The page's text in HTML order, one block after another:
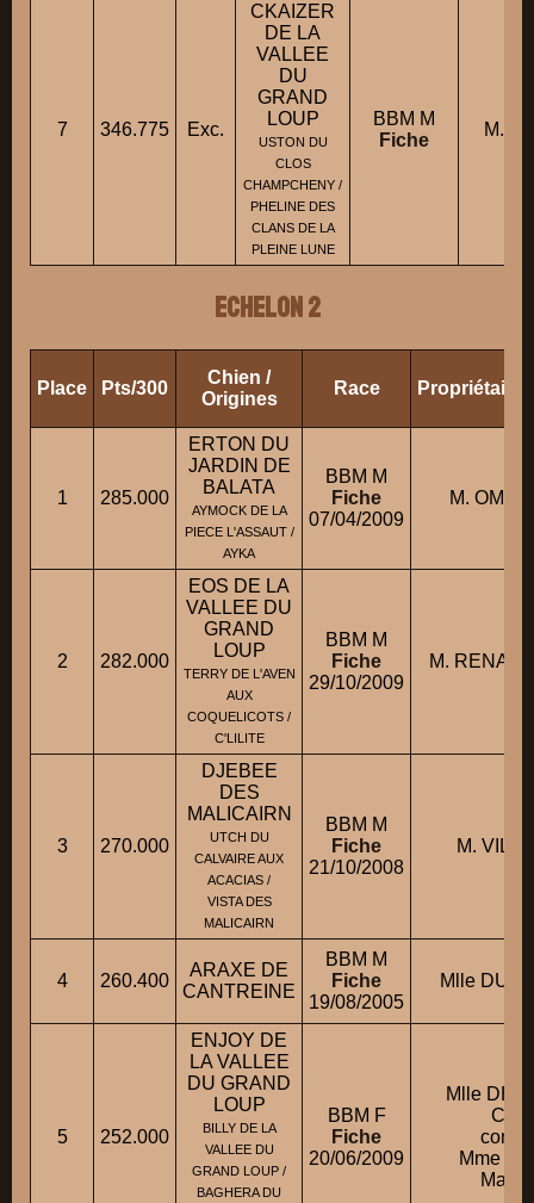
7 346.775 Exc.
CKAIZER
DE LA
VALLEE
DU
GRAND
LOUP
USTON DU
CLOS
CHAMPCHENY /
PHELINE DES
CLANS DE LA
PLEINE LUNE
BBM M
Fiche
M.
ECHELON 2
Place Pts/300
Chien /
Origines
Race
1 285.000
ERTON DU
JARDIN DE
BALATA
AYMOCK DE LA
PIECE L'ASSAUT /
AYKA
BBM M
Fiche
07/04/2009
M.
2 282.000
EOS DE LA
VALLEE DU
GRAND
LOUP
TERRY DE L'AVEN
AUX
COQUELICOTS /
C'LILITE
BBM M
Fiche
29/10/2009
M.
3 270.000
DJEBEE
DES
MALICAIRN
UTCH DU
CALVAIRE AUX
ACACIAS /
VISTA DES
MALICAIRN
BBM M
Fiche
21/10/2008
M.
4 260.400
ARAXE DE
CANTREINE
BBM M
Fiche
19/08/2005
Mlle
5 252.000
ENJOY DE
LA VALLEE
DU GRAND
LOUP
BILLY DE LA
VALLEE DU
GRAND LOUP /
BAGHERA DU
BBM F
Fiche
20/06/2009
Mlle
Mme